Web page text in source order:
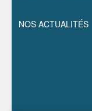
NOS ACTUALITÉS